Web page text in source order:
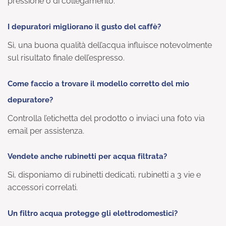
I depuratori migliorano il gusto del caffè?
Sì, una buona qualità dell’acqua influisce notevolmente
sul risultato finale dell’espresso.
Come faccio a trovare il modello corretto del mio
depuratore?
Controlla l’etichetta del prodotto o inviaci una foto via
email per assistenza.
Vendete anche rubinetti per acqua filtrata?
Sì, disponiamo di rubinetti dedicati, rubinetti a 3 vie e
accessori correlati.
Un filtro acqua protegge gli elettrodomestici?